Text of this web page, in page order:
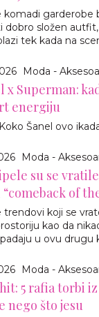
komadi garderobe
dobro složen
tek kada na
Moda -
x Superman:
energiju
Šanel ovo
Moda -
su se
of
trendovi koji se
kao da
u ovu drugu
Moda -
5 rafia torbi
nego što jesu